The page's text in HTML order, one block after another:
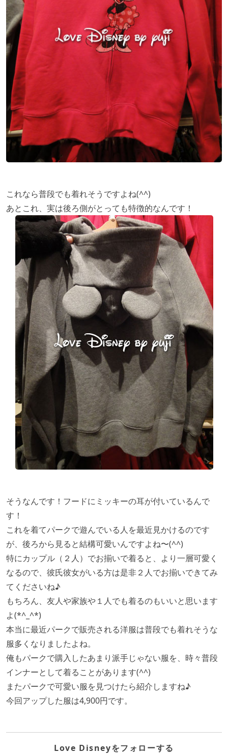
これなら普段でも着れそうですよね(^^)
あとこれ、実は後ろ側がとっても特徴的なんです！
そうなんです！フードにミッキーの耳が付いているんで
す！
これを着てパークで遊んでいる人を最近見かけるのです
が、後ろから見ると結構可愛いんですよね〜(^^)
特にカップル（２人）でお揃いで着ると、より一層可愛く
なるので、彼氏彼女がいる方は是非２人でお揃いできてみ
てくださいね♪
もちろん、友人や家族や１人でも着るのもいいと思います
よ(*^_^*)
本当に最近パークで販売される洋服は普段でも着れそうな
服多くなりましたよね。
俺もパークで購入したあまり派手じゃない服を、時々普段
インナーとして着ることがあります(^^)
またパークで可愛い服を見つけたら紹介しますね♪
今回アップした服は4,900円です。
Love Disneyをフォローする